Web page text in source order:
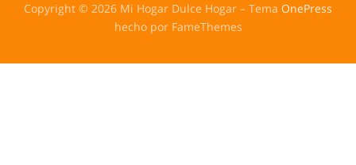
Copyright © 2026 Mi Hogar Dulce Hogar – Tema OnePress
hecho por FameThemes